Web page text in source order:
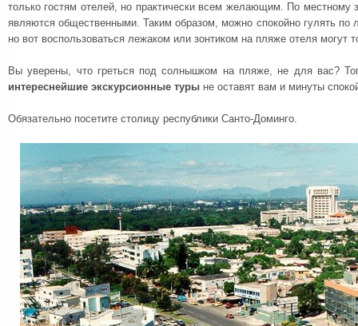
только гостям отелей, но практически всем желающим. По местному
являются общественными. Таким образом, можно спокойно гулять
но вот воспользоваться лежаком или зонтиком на пляже отеля могут
Вы уверены, что греться под солнышком на пляже, не для вас?
интереснейшие экскурсионные туры не оставят вам и минуты
Обязательно посетите столицу республики Санто-Доминго.